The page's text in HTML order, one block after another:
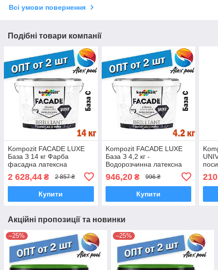
Всі умови повернення
Подібні товари компанії
Kompozit FACADE LUXE
База З 14 кг Фарба
фасадна латексна
модифікована силіконом
2 628,44 ₴ 2 857 ₴
Купити
Kompozit FACADE LUXE
База З 4,2 кг -
Водорозчинна латексна
модифікована силіконом
фасадна фарба
946,20₴ 996 ₴
Купити
Акційні пропозиції та новинки
–25% –25%